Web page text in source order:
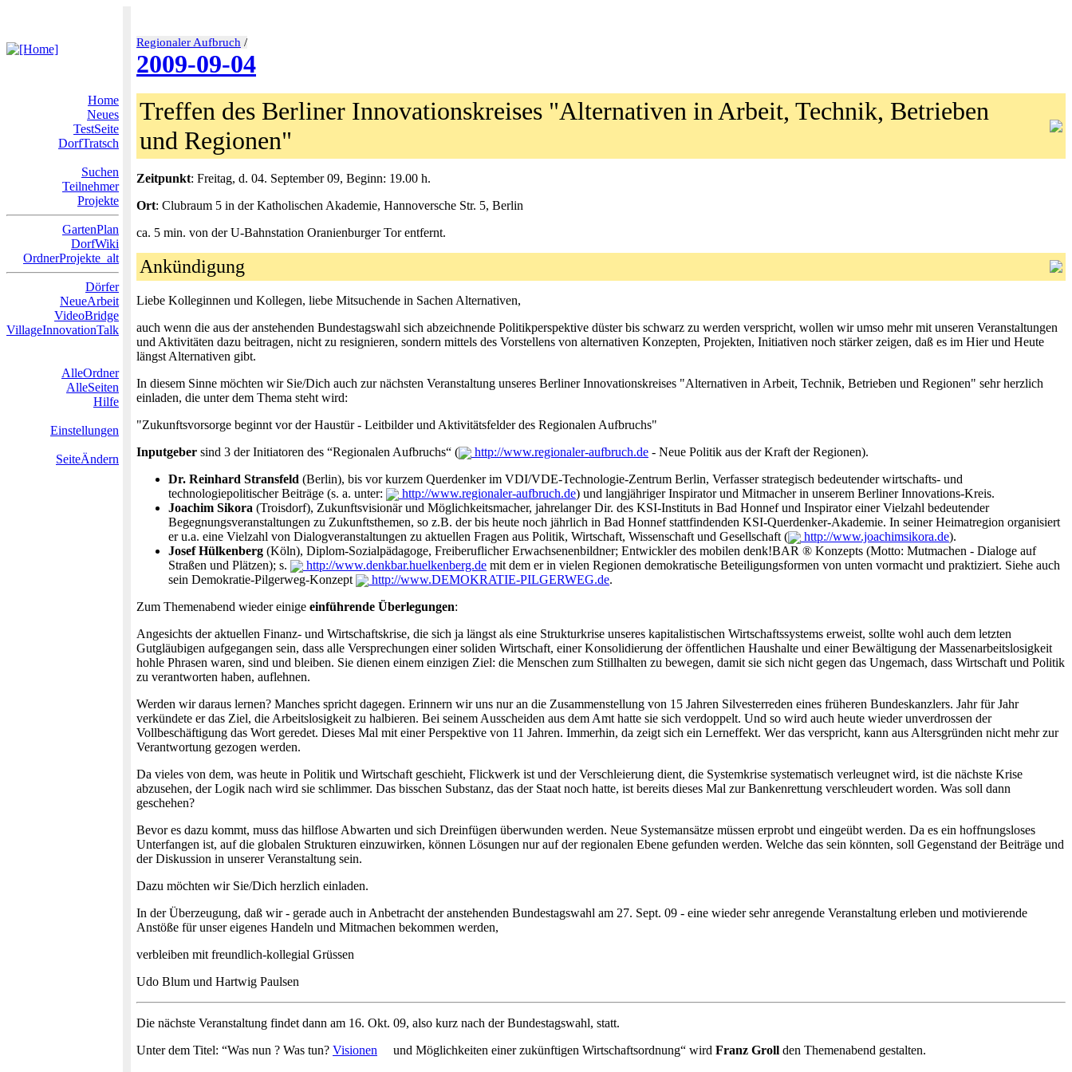
Regionaler Aufbruch /
2009-09-04
Home
Neues
TestSeite
DorfTratsch
Suchen
Teilnehmer
Projekte
GartenPlan
DorfWiki
OrdnerProjekte_alt
Dörfer
NeueArbeit
VideoBridge
VillageInnovationTalk
AlleOrdner
AlleSeiten
Hilfe
Einstellungen
SeiteÄndern
Treffen des Berliner Innovationskreises "Alternativen in Arbeit, Technik, Betrieben
und Regionen"
Zeitpunkt: Freitag, d. 04. September 09, Beginn: 19.00 h.
Ort: Clubraum 5 in der Katholischen Akademie, Hannoversche Str. 5, Berlin
ca. 5 min. von der U-Bahnstation Oranienburger Tor entfernt.
Ankündigung
Liebe Kolleginnen und Kollegen, liebe Mitsuchende in Sachen Alternativen,
auch wenn die aus der anstehenden Bundestagswahl sich abzeichnende Politikperspektive düster bis schwarz zu werden verspricht, wollen wir umso mehr mit unseren Veranstaltungen
und Aktivitäten dazu beitragen, nicht zu resignieren, sondern mittels des Vorstellens von alternativen Konzepten, Projekten, Initiativen noch stärker zeigen, daß es im Hier und Heute
längst Alternativen gibt.
In diesem Sinne möchten wir Sie/Dich auch zur nächsten Veranstaltung unseres Berliner Innovationskreises "Alternativen in Arbeit, Technik, Betrieben und Regionen" sehr herzlich
einladen, die unter dem Thema steht wird:
"Zukunftsvorsorge beginnt vor der Haustür - Leitbilder und Aktivitätsfelder des Regionalen Aufbruchs"
Inputgeber sind 3 der Initiatoren des “Regionalen Aufbruchs“ ( http://www.regionaler-aufbruch.de - Neue Politik aus der Kraft der Regionen).
Dr. Reinhard Stransfeld (Berlin), bis vor kurzem Querdenker im VDI/VDE-Technologie-Zentrum Berlin, Verfasser strategisch bedeutender wirtschafts- und
technologiepolitischer Beiträge (s. a. unter:
http://www.regionaler-aufbruch.de) und langjähriger Inspirator und Mitmacher in unserem Berliner Innovations-Kreis.
Joachim Sikora (Troisdorf), Zukunftsvisionär und Möglichkeitsmacher, jahrelanger Dir. des KSI-Instituts in Bad Honnef und Inspirator einer Vielzahl bedeutender
Begegnungsveranstaltungen zu Zukunftsthemen, so z.B. der bis heute noch jährlich in Bad Honnef stattfindenden KSI-Querdenker-Akademie. In seiner Heimatregion organisiert
er u.a. eine Vielzahl von Dialogveranstaltungen zu aktuellen Fragen aus Politik, Wirtschaft, Wissenschaft und Gesellschaft (
http://www.joachimsikora.de).
Josef Hülkenberg (Köln), Diplom-Sozialpädagoge, Freiberuflicher Erwachsenenbildner; Entwickler des mobilen denk!BAR ® Konzepts (Motto: Mutmachen - Dialoge auf
Straßen und Plätzen); s.
http://www.denkbar.huelkenberg.de mit dem er in vielen Regionen demokratische Beteiligungsformen von unten vormacht und praktiziert. Siehe auch
sein Demokratie-Pilgerweg-Konzept
http://www.DEMOKRATIE-PILGERWEG.de.
Zum Themenabend wieder einige einführende Überlegungen:
Angesichts der aktuellen Finanz- und Wirtschaftskrise, die sich ja längst als eine Strukturkrise unseres kapitalistischen Wirtschaftssystems erweist, sollte wohl auch dem letzten
Gutgläubigen aufgegangen sein, dass alle Versprechungen einer soliden Wirtschaft, einer Konsolidierung der öffentlichen Haushalte und einer Bewältigung der Massenarbeitslosigkeit
hohle Phrasen waren, sind und bleiben. Sie dienen einem einzigen Ziel: die Menschen zum Stillhalten zu bewegen, damit sie sich nicht gegen das Ungemach, dass Wirtschaft und Politik
zu verantworten haben, auflehnen.
Werden wir daraus lernen? Manches spricht dagegen. Erinnern wir uns nur an die Zusammenstellung von 15 Jahren Silvesterreden eines früheren Bundeskanzlers. Jahr für Jahr
verkündete er das Ziel, die Arbeitslosigkeit zu halbieren. Bei seinem Ausscheiden aus dem Amt hatte sie sich verdoppelt. Und so wird auch heute wieder unverdrossen der
Vollbeschäftigung das Wort geredet. Dieses Mal mit einer Perspektive von 11 Jahren. Immerhin, da zeigt sich ein Lerneffekt. Wer das verspricht, kann aus Altersgründen nicht mehr zur
Verantwortung gezogen werden.
Da vieles von dem, was heute in Politik und Wirtschaft geschieht, Flickwerk ist und der Verschleierung dient, die Systemkrise systematisch verleugnet wird, ist die nächste Krise
abzusehen, der Logik nach wird sie schlimmer. Das bisschen Substanz, das der Staat noch hatte, ist bereits dieses Mal zur Bankenrettung verschleudert worden. Was soll dann
geschehen?
Bevor es dazu kommt, muss das hilflose Abwarten und sich Dreinfügen überwunden werden. Neue Systemansätze müssen erprobt und eingeübt werden. Da es ein hoffnungsloses
Unterfangen ist, auf die globalen Strukturen einzuwirken, können Lösungen nur auf der regionalen Ebene gefunden werden. Welche das sein könnten, soll Gegenstand der Beiträge und
der Diskussion in unserer Veranstaltung sein.
Dazu möchten wir Sie/Dich herzlich einladen.
In der Überzeugung, daß wir - gerade auch in Anbetracht der anstehenden Bundestagswahl am 27. Sept. 09 - eine wieder sehr anregende Veranstaltung erleben und motivierende
Anstöße für unser eigenes Handeln und Mitmachen bekommen werden,
verbleiben mit freundlich-kollegial Grüssen
Udo Blum und Hartwig Paulsen
Die nächste Veranstaltung findet dann am 16. Okt. 09, also kurz nach der Bundestagswahl, statt.
Unter dem Titel: “Was nun ? Was tun? Visionen und Möglichkeiten einer zukünftigen Wirtschaftsordnung“ wird Franz Groll den Themenabend gestalten.